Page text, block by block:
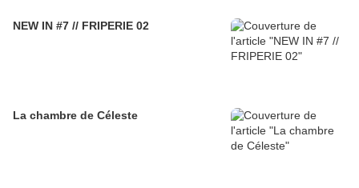
NEW IN #7 // FRIPERIE 02
La chambre de Céleste